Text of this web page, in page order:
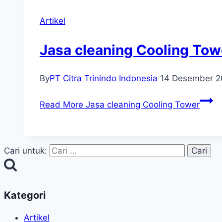
Artikel
Jasa cleaning Cooling
ByPT Citra Trinindo Indonesia 14 Desember
Read More Jasa cleaning Cooling Tower
Cari untuk:
Kategori
Artikel